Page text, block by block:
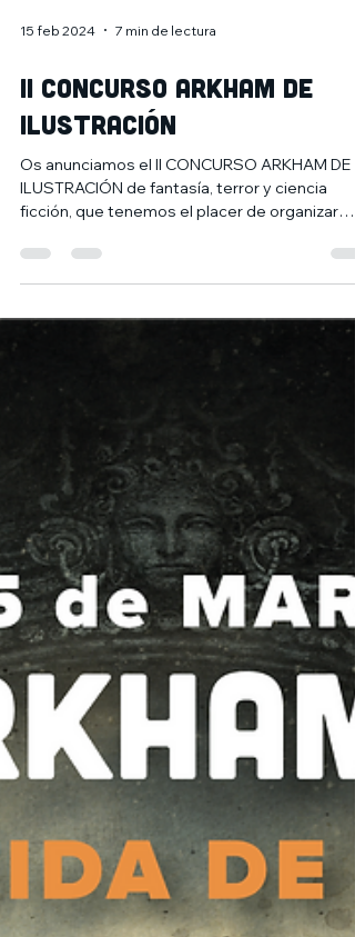
15 feb 2024 7 min de lectura
II CONCURSO ARKHAM DE
ILUSTRACIÓN
Os anunciamos el II CONCURSO ARKHAM DE
ILUSTRACIÓN de fantasía, terror y ciencia
junto al...